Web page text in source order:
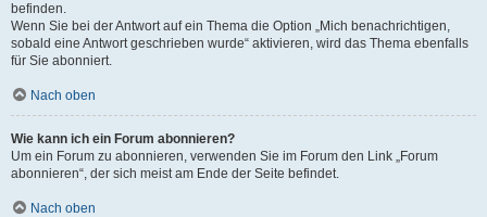
befinden.
Wenn Sie bei der Antwort auf ein Thema die Option „Mich benachrichtigen,
sobald eine Antwort geschrieben wurde“ aktivieren, wird das Thema ebenfalls
für Sie abonniert.
Nach oben
Wie kann ich ein Forum abonnieren?
Um ein Forum zu abonnieren, verwenden Sie im Forum den Link „Forum
abonnieren“, der sich meist am Ende der Seite befindet.
Nach oben